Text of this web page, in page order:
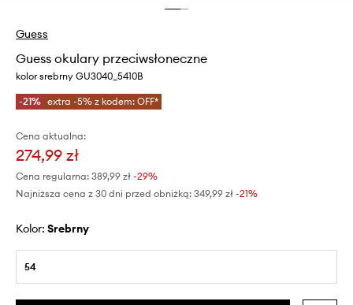
Guess
Guess okulary przeciwsłoneczne
kolor srebrny GU3040_5410B
-21% extra -5% z kodem: OFF*
Cena aktualna:
274,99 zł
Cena regularna: 389,99 zł -29%
Najniższa cena z 30 dni przed obniżką: 349,99 zł -21%
Kolor: srebrny
54